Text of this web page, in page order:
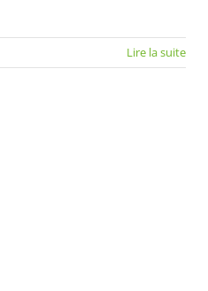
Lire la suite